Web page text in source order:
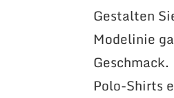
Gestalten
Modelinie
Polo-Shirts